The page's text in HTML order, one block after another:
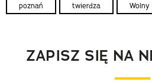
poznań twierdza Wolny
ZAPISZ SIĘ NA